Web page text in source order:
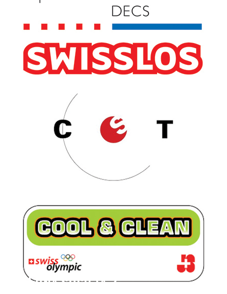
HAI UNA SOCIETÀ ?